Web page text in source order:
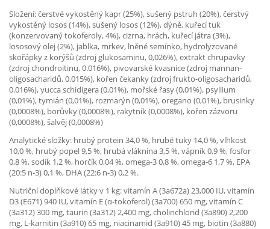
Složení: čerstvé vykostěný kapr (25%), sušený pstruh (20%), čerstvý
vykostěný losos (14%), sušený losos (12%), dýně, kuřecí tuk
(konzervovaný tokoferoly, 4%), cizrna, hrách, kuřecí játra (3%),
lososový olej (2%), jablka, mrkev, lněné semínko, hydrolyzované
skořápky z korýšů (zdroj glukosaminu, 0,026%), extrakt chrupavky
(zdroj chondroitinu, 0.016%), pivovarské kvasnice (zdroj mannan-
oligosacharidů, 0.015%), kořen čekanky (zdroj frukto-oligosacharidů,
0.016%), yucca schidigera (0,01%), mořské řasy (0,01%), psyllium
(0,01%), tymián (0,01%), rozmarýn (0,01%), oregano (0,01%), brusinky
(0,0008%), borůvky (0,0008%), rakytník (0,0008%), kořen zázvoru
(0,0008%), šalvěj (0,0008%)
Analytické složky: hrubý protein 34,0 %, hrubé tuky 14,0 %, vlhkost
10,0 %, hrubý popel 9,5 %, hrubá vláknina 3,5 %, vápník 0,9 %, fosfor
0,8 %, sodík 1,2 %, horčík 0,04 %, omega-3 0,8 %, omega-6 1,7 %, EPA
(20:5 n-3) 0,1 %, DHA (22:6 n-3) 0,2 %.
Nutriční doplňkové látky v 1 kg: vitamín A (3a672a) 23,000 IU, vitamín
D3 (E671) 940 IU, vitamín E (α-tokoferol) (3a700) 650 mg, vitamín C
(3a312) 300 mg, taurin (3a312) 2,400 mg, cholinchlorid (3a890) 2,200
mg, L-karnitin (3a910) 65 mg, niacinamid (3a910) 45 mg, biotin (3a880)